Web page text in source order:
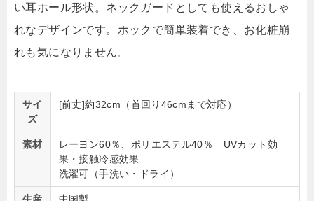
い耳ホール形状。ネックガードとしても使えるおしゃ
れなデザインです。ホックで簡単装着でき、お化粧崩
れも気になりません。
サイ
ズ
[前丈]約32cm（首回り46cmまで対応）
素材
レーヨン60％、ポリエステル40％ UVカット効
果・接触冷感効果
洗濯可（手洗い・ドライ）